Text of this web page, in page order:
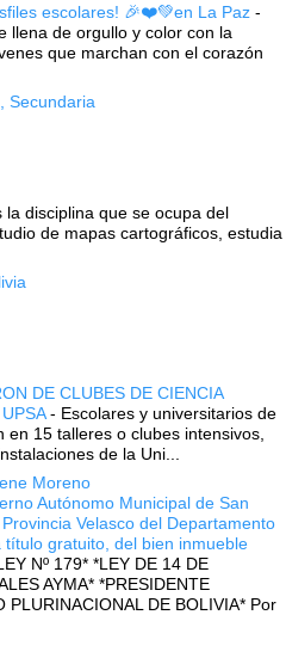
escolares! 🎉❤️💚en La Paz -
llena de orgullo y color con la
que marchan con el corazón
Secundaria
la disciplina que se ocupa del
de mapas cartográficos, estudia
DE CLUBES DE CIENCIA
- Escolares y universitarios de
15 talleres o clubes intensivos,
de la Uni...
Moreno
Autónomo Municipal de San
Velasco del Departamento
gratuito, del bien inmueble
Nº 179* *LEY DE 14 DE
AYMA* *PRESIDENTE
PLURINACIONAL DE BOLIVIA* Por